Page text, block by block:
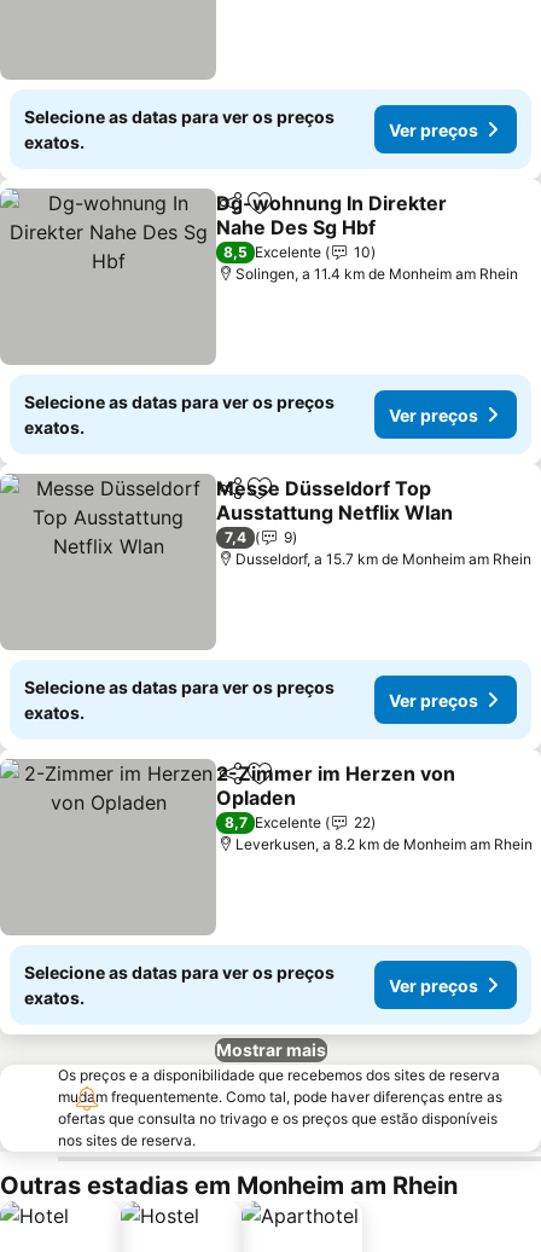
Selecione as datas para ver os preços
exatos.
Ver preços
PartilharAdicionar aos favoritos
Dg-wohnung In Direkter
Nahe Des Sg Hbf
Ver preços
8,5 Excelente
10
Solingen, a 11.4 km de Monheim am Rhein
Selecione as datas para ver os preços
exatos.
Ver preços
PartilharAdicionar aos favoritos
Messe Düsseldorf Top
Ausstattung Netflix Wlan
Ver preços
7,4
9
Dusseldorf, a 15.7 km de Monheim am Rhein
Selecione as datas para ver os preços
exatos.
Ver preços
PartilharAdicionar aos favoritos
2-Zimmer im Herzen von
Opladen
Ver preços
8,7 Excelente
22
Leverkusen, a 8.2 km de Monheim am Rhein
Selecione as datas para ver os preços
exatos.
Ver preços
Mostrar mais
Os preços e a disponibilidade que recebemos dos sites de reserva
mudam frequentemente. Como tal, pode haver diferenças entre as
ofertas que consulta no trivago e os preços que estão disponíveis
nos sites de reserva.
Outras estadias em Monheim am Rhein